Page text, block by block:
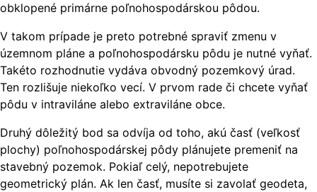
obklopené primárne poľnohospodárskou pôdou.
V takom prípade je preto potrebné spraviť zmenu v
územnom pláne a poľnohospodársku pôdu je nutné vyňať.
Takéto rozhodnutie vydáva obvodný pozemkový úrad.
Ten rozlišuje niekoľko vecí. V prvom rade či chcete vyňať
pôdu v intraviláne alebo extraviláne obce.
Druhý dôležitý bod sa odvíja od toho, akú časť (veľkosť
plochy) poľnohospodárskej pôdy plánujete premeniť na
stavebný pozemok. Pokiaľ celý, nepotrebujete
geometrický plán. Ak len časť, musíte si zavolať geodeta,